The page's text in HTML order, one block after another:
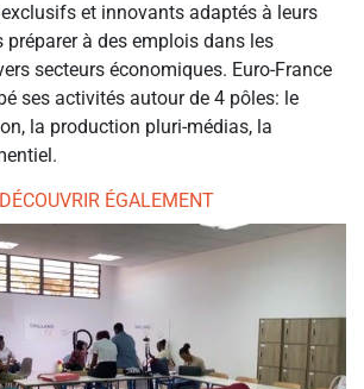
et innovants adaptés à leurs
préparer à des emplois dans les
secteurs économiques. Euro-France
ses activités autour de 4 pôles: le
la production pluri-médias, la
ÉGALEMENT